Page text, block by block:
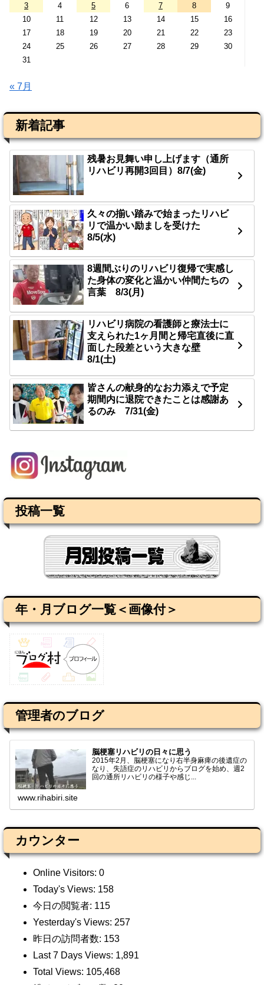
3
4 5 6 7 8
9
10
11 12 13 14 15
16
17
18 19 20 21 22
23
24
25 26 27 28 29
30
31
« 7月
新着記事
残暑お見舞い申し上げます（通所
リハビリ再開3回目）8/7(金)
久々の揃い踏みで始まったリハビ
リで温かい励ましを受けた
8/5(水)
8週間ぶりのリハビリ復帰で実感し
た身体の変化と温かい仲間たちの
言葉 8/3(月)
リハビリ病院の看護師と療法士に
支えられた1ヶ月間と帰宅直後に直
面した段差という大きな壁
8/1(土)
皆さんの献身的なお力添えで予定
期間内に退院できたことは感謝あ
るのみ 7/31(金)
投稿一覧
年・月ブログ一覧＜画像付＞
管理者のブログ
脳梗塞リハビリの日々に思う
2015年2月、脳梗塞になり右半身麻痺の後遺症の
なり、失語症のリハビリからブログを始め、週2
回の通所リハビリの様子や感じ...
www.rihabiri.site
カウンター
Online Visitors: 0
Today's Views: 158
今日の閲覧者: 115
Yesterday's Views: 257
昨日の訪問者数: 153
Last 7 Days Views: 1,891
Total Views: 105,468